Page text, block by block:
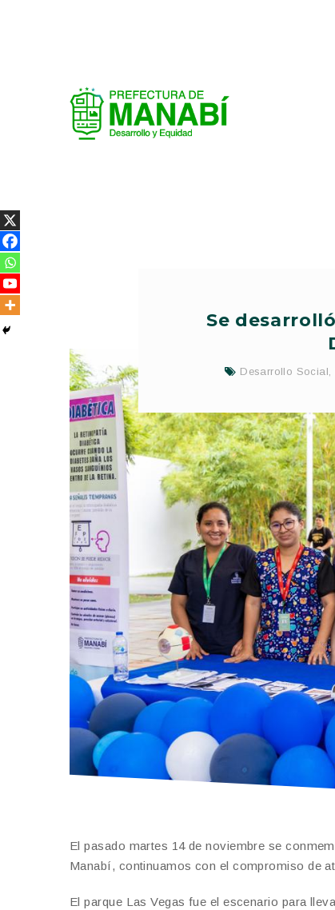
Se
Desarrollo Social,
El pasado martes 14 de noviembre se
Manabí, continuamos con el compromiso de
El parque Las Vegas fue el escenario para